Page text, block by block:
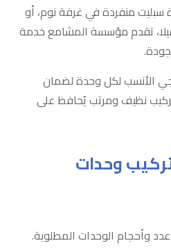
سبليت منفردة في غرفة نوم، أو
تقدم مؤسسة المشامع خدمة
الأنسب لكل وحدة لضمان
نظيف ومرتب يُحافظ على
وحدات
وأحجام الوحدات المطلوبة.